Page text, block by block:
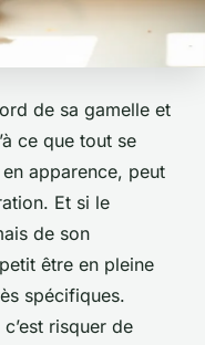
de sa gamelle et
ce que tout se
apparence, peut
Et si le
de son
être en pleine
spécifiques.
risquer de